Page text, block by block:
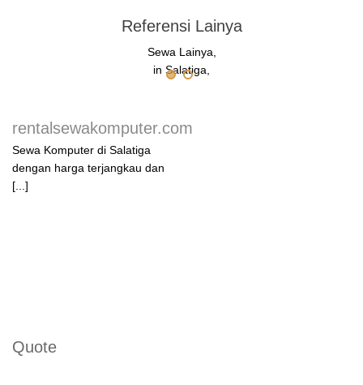
Referensi Lainya
Sewa Lainya,
in Salatiga,
rentalsewakomputer.com
Sewa Komputer di Salatiga
dengan harga terjangkau dan
[...]
Quote